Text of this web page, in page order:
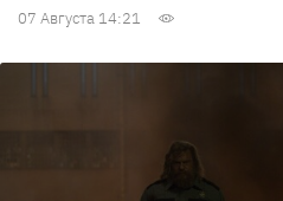
07 Августа 14:21